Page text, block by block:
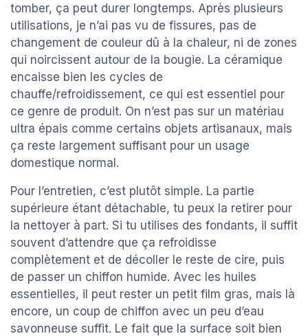
tomber, ça peut durer longtemps. Après plusieurs
utilisations, je n’ai pas vu de fissures, pas de
changement de couleur dû à la chaleur, ni de zones
qui noircissent autour de la bougie. La céramique
encaisse bien les cycles de
chauffe/refroidissement, ce qui est essentiel pour
ce genre de produit. On n’est pas sur un matériau
ultra épais comme certains objets artisanaux, mais
ça reste largement suffisant pour un usage
domestique normal.
Pour l’entretien, c’est plutôt simple. La partie
supérieure étant détachable, tu peux la retirer pour
la nettoyer à part. Si tu utilises des fondants, il suffit
souvent d’attendre que ça refroidisse
complètement et de décoller le reste de cire, puis
de passer un chiffon humide. Avec les huiles
essentielles, il peut rester un petit film gras, mais là
encore, un coup de chiffon avec un peu d’eau
savonneuse suffit. Le fait que la surface soit bien